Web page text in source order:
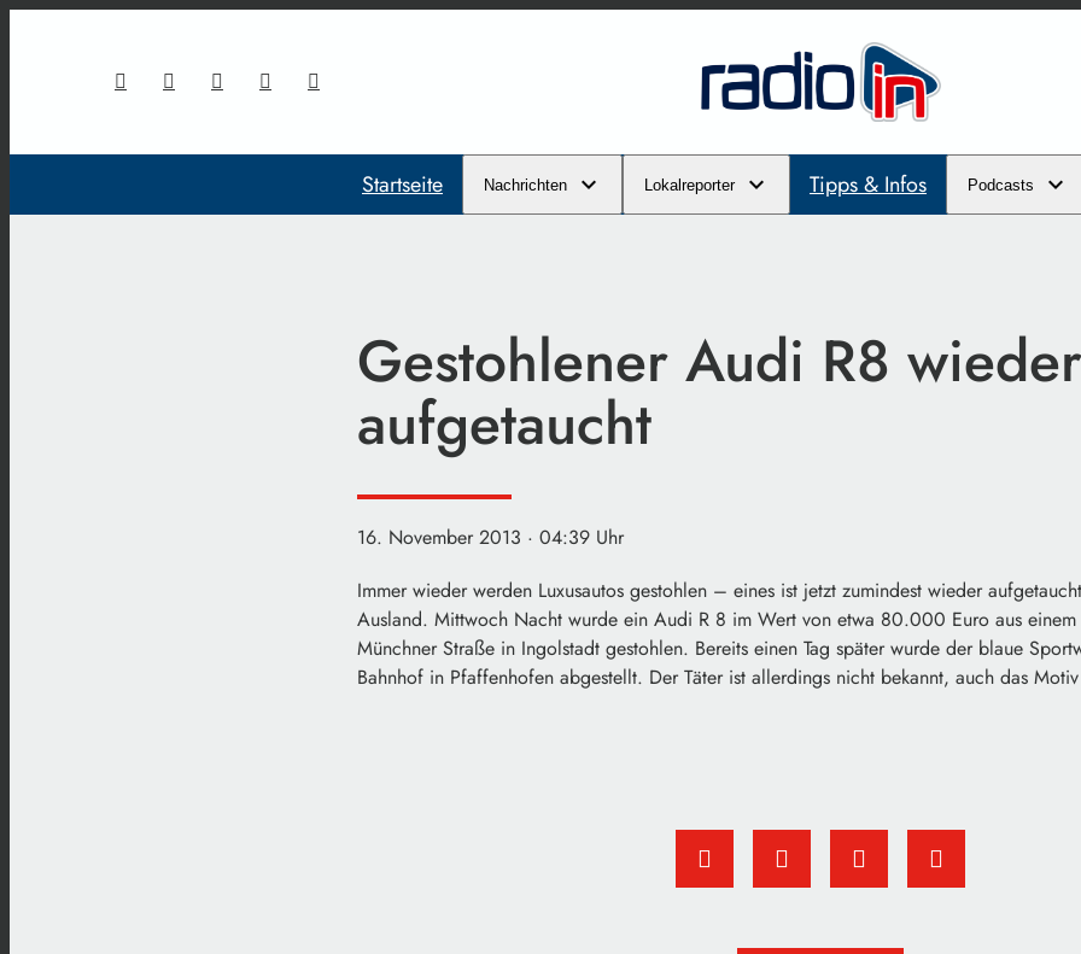
Startseite Nachrichten Lokalreporter Tipps & Infos Podcasts
Gestohlener Audi R8 wieder
aufgetaucht
16. November 2013 · 04:39 Uhr
Immer wieder werden Luxusautos gestohlen – eines ist jetzt zumindest wieder
Ausland. Mittwoch Nacht wurde ein Audi R 8 im Wert von etwa 80.000 Euro aus
Münchner Straße in Ingolstadt gestohlen. Bereits einen Tag später wurde der blaue
Bahnhof in Pfaffenhofen abgestellt. Der Täter ist allerdings nicht bekannt, auch das